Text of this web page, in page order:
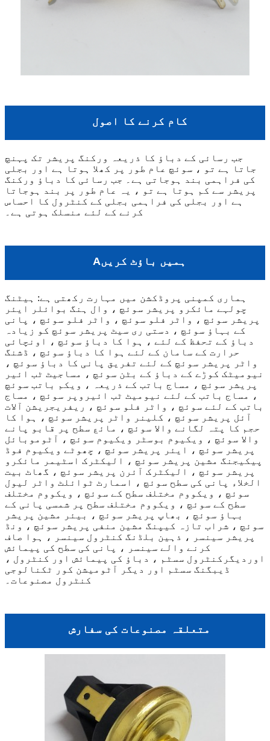
کام کرنے کا اصول
جب رسائی کے دباؤ کا ذریعہ ورکنگ پریشر تک پہنچ
جاتا ہے تو ، سوئچ عام طور پر کھلا ہوتا ہے اور بجلی
کی فراہمی بند ہوجاتی ہے۔ جب رسائی کا دباؤ ورکنگ
پریشر سے کم ہوتا ہے تو ، یہ عام طور پر بند ہوجاتا
ہے اور بجلی کی فراہمی بجلی کے کنٹرول کا احساس
کرنے کے لئے منسلک ہوتی ہے۔
Aہمیں باؤٹ کریں
ہماری کمپنی پروڈکشن میں مہارت رکھتی ہے: ہیٹنگ
چولہے مائکرو پریشر سوئچ ، وال ہنگ بوائلر ایئر
پریشر سوئچ ، واٹر فلو سوئچ ، واٹر فلو سوئچ ، پانی
کے بہاؤ سوئچ ، دستی ری سیٹ پریشر سوئچ کو زیادہ
دباؤ کے تحفظ کے لئے ، ہوا کا دباؤ سوئچ ، اونچائی
حرارت کے سامان کے لئے ہوا کا دباؤ سوئچ ، ڈشنگ
واٹر پریشر سوئچ کے لئے تفریق پانی کا دباؤ سوئچ ،
نیومیٹک کوڑے کے دباؤ کے بٹن سوئچ ، مساجیٹ ٹب ائیر
پریشر سوئچ ، مساج باتب کے ذریعہ ، ویکم باتب سوئچ
، مساج باتب کے لئے نیومیٹ ٹب ائیروپر سوئچ ، مساج
باتب کے لئے سوئچ ، واٹر فلو سوئچ ، ریفریجریشن آلات
آئل پریشر سوئچ ، کلینر واٹر پریشر سوئچ ، ہوا کا
حجم کا پتہ لگانے والا سوئچ ، مائع سطح پر قابو پانے
والا سوئچ ، ویکیوم بوسٹر ویکیوم سوئچ ، آٹوموبائل
پریشر سوئچ ، ایئر پریشر سوئچ ، چھوٹے ویکیوم فوڈ
پیکیجنگ مشین پریشر سوئچ ، الیکٹرک اسٹیمر مائکرو
پریشر سوئچ ، الیکٹرک آئرن پریشر سوئچ ، گھاٹ بیت
الخلاء پانی کی سطح سوئچ ، اسمارٹ ٹوائلٹ واٹر لیول
سوئچ ، ویکووم مختلف سطح کے سوئچ ، ویکووم مختلف
سطح کے سوئچ ، ویکووم مختلف سطح پر شمسی پانی کے
بہاؤ سوئچ ، بھاپ پریشر سوئچ ، بیئر مشین پریشر
سوئچ ، شراب تازہ کیپنگ مشین منفی پریشر سوئچ ، ونڈ
پریشر سینسر ، ذہین بلڈنگ کنٹرول سینسر ، ہوا صاف
کرنے والے سینسر ، پانی کی سطح کی پیمائش
اور دیگر کنٹرول سسٹم ، دباؤ کی پیمائش اور کنٹرول ،
ڈیبگنگ سسٹم اور دیگر آٹومیشن کور ٹکنالوجی
کنٹرول مصنوعات۔
متعلقہ مصنوعات کی سفارش